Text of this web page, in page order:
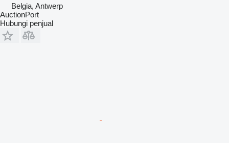
Belgia, Antwerp
AuctionPort
Hubungi penjual